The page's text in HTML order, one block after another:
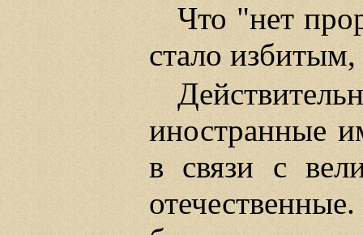
Что "нет
стало
иностранные
в связи с